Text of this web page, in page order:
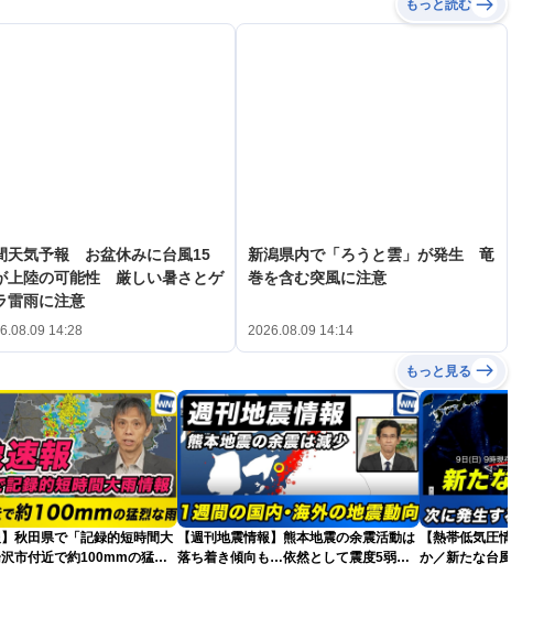
もっと読む
天気予報 お盆休みに台風15
上陸の可能性 厳しい暑さとゲ
雷雨に注意
14:28
新潟県内で「ろうと雲」が発生 竜
巻を含む突風に注意
2026.08.09 14:14
もっと見る
】秋田県で「記録的短時間大
市付近で約100mmの猛烈
【週刊地震情報】熊本地震の余震活動は
落ち着き傾向も…依然として震度5弱警
【熱帯低気圧情
か／新たな台風発
本への影響は？(9